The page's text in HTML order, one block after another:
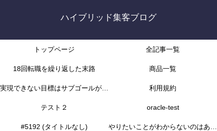
ハイブリッド集客ブログ
トップページ 全記事一覧
18回転職を繰り返した末路 商品一覧
実現できない目標はサブゴールがな
かったから
利用規約
テスト２ oracle-test
#5192 (タイトルなし) やりたいことがわからないのはあな